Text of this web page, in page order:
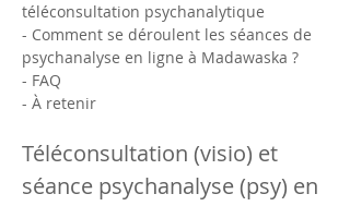
téléconsultation psychanalytique
- Comment se déroulent les séances de
psychanalyse en ligne à Madawaska ?
- FAQ
- À retenir
Téléconsultation (visio) et
séance psychanalyse (psy) en